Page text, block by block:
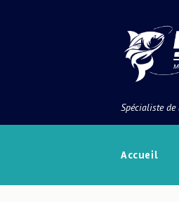
Spécialiste de
Accueil